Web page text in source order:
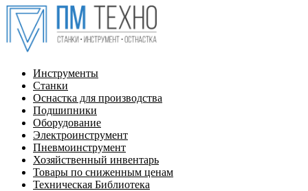
Инструменты
Станки
Оснастка для производства
Подшипники
Оборудование
Электроинструмент
Пневмоинструмент
Хозяйственный инвентарь
Товары по сниженным ценам
Техническая Библиотека